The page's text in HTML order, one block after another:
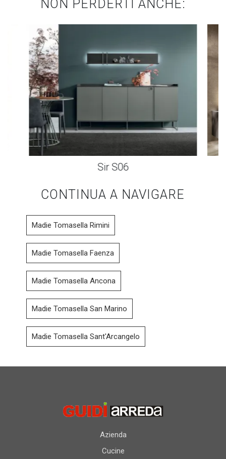
NON PERDERTI ANCHE:
Sir S06
CONTINUA A NAVIGARE
Madie Tomasella Rimini
Madie Tomasella Faenza
Madie Tomasella Ancona
Madie Tomasella San Marino
Madie Tomasella Sant'Arcangelo
Azienda
Cucine